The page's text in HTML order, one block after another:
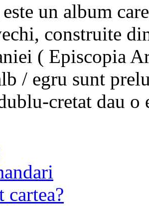
un album
construite
( Episcopia
/ egru sunt
cretat dau o